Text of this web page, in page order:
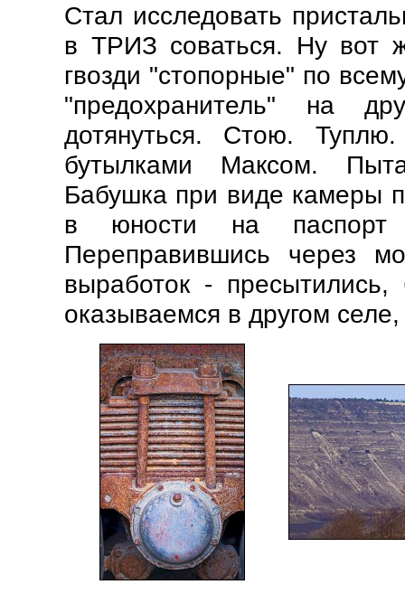
Стал исследовать
в ТРИЗ соваться. Ну вот
гвозди "стопорные" по
"предохранитель" на
дотянуться. Стою.
бутылками Максом.
Бабушка при виде камеры
в юности на паспорт
Переправившись через
выработок -
оказываемся в другом